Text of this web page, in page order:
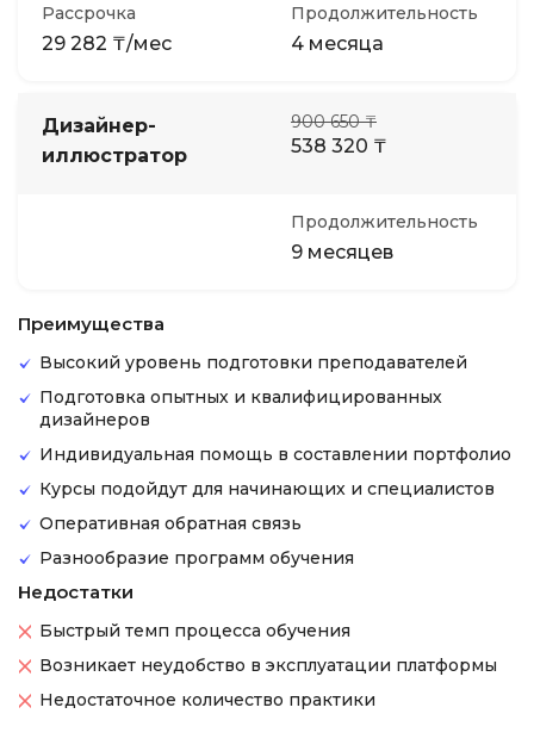
Рассрочка
29 282 ₸/мес
Продолжительность
4 месяца
Дизайнер-
иллюстратор
900 650 ₸
538 320 ₸
Продолжительность
9 месяцев
Преимущества
Высокий уровень подготовки преподавателей
Подготовка опытных и квалифицированных
дизайнеров
Индивидуальная помощь в составлении портфолио
Курсы подойдут для начинающих и специалистов
Оперативная обратная связь
Разнообразие программ обучения
Недостатки
Быстрый темп процесса обучения
Возникает неудобство в эксплуатации платформы
Недостаточное количество практики